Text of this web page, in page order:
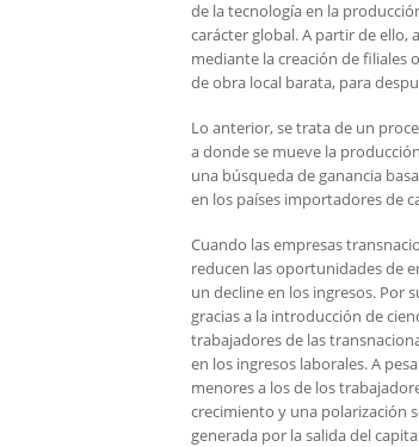
de la tecnología en la
carácter global. A partir de
mediante la creación de filiales
de obra local barata, para
Lo anterior, se trata de un
a donde se mueve la
una búsqueda de ganancia
en los países importadores de
Cuando las empresas
reducen las oportunidades de
un decline en los ingresos. Por
gracias a la introducción de
trabajadores de las
en los ingresos laborales. A
menores a los de los
crecimiento y una polarización
generada por la salida del